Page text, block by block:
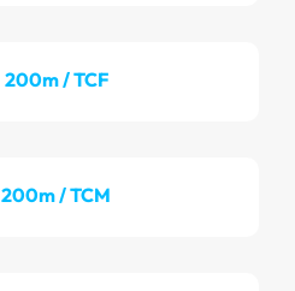
200m / TCF
200m / TCM